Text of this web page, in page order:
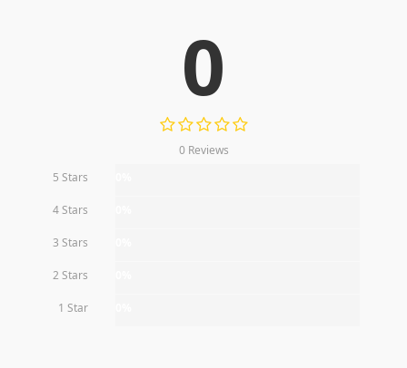
0
0 Reviews
5 Stars
4 Stars
3 Stars
2 Stars
1 Star